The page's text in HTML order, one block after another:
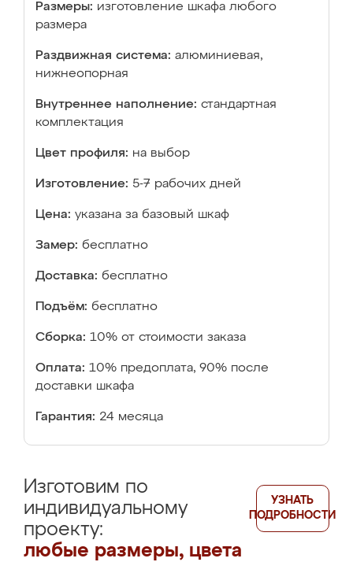
Размеры: изготовление шкафа любого
размера
Раздвижная система: алюминиевая,
нижнеопорная
Внутреннее наполнение: стандартная
комплектация
Цвет профиля: на выбор
Изготовление: 5-7 рабочих дней
Цена: указана за базовый шкаф
Замер: бесплатно
Доставка: бесплатно
Подъём: бесплатно
Сборка: 10% от стоимости заказа
Оплата: 10% предоплата, 90% после
доставки шкафа
Гарантия: 24 месяца
Изготовим по
индивидуальному
проекту:
любые размеры, цвета
УЗНАТЬ
ПОДРОБНОСТИ